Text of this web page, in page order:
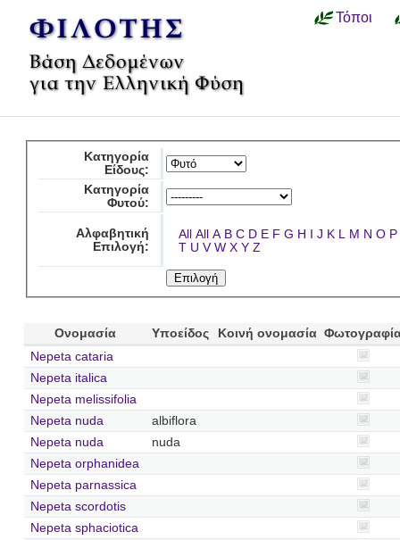
Τόποι
Κατηγορία
Είδους:
Κατηγορία
Φυτού:
Αλφαβητική
Επιλογή:
All All A B C D E F G H I J K L M N O P
T U V W X Y Z
Ονομασία Υποείδος Κοινή ονομασία
Nepeta cataria
Nepeta italica
Nepeta melissifolia
Nepeta nuda
albiflora
Nepeta nuda
nuda
Nepeta orphanidea
Nepeta parnassica
Nepeta scordotis
Nepeta sphaciotica